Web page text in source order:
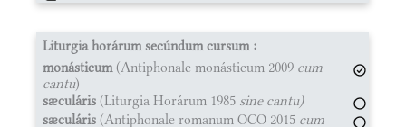
Liturgia horárum secúndum cursum :
monásticum(Antiphonale monásticum 2009 cum
cantu)
sæculáris (Liturgia Horárum 1985 sine cantu)
sæculáris (Antiphonale romanum OCO 2015 cum